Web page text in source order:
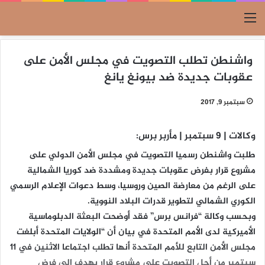
القائمة
واشنطن تطلب التصويت في مجلس الأمن على
عقوبات جديدة ضد بيونغ يانغ
سبتمبر 9, 2017
وكالات | 9 سبتمبر | مأربر برس:
طلبت واشنطن رسميا التصويت في مجلس الأمن الدولي على
مشروع قرار بفرض عقوبات جديدة ومشددة ضد كوريا الشمالية
على الرغم من معارضة الصين وروسيا، وسط دعوات الإعلام الرسمي
الكوري الشمالي لتطوير قدرات البلاد النووية.
وبحسب وكالة “فرانس برس” فقد أوضحت البعثة الدبلوماسية
الأميركية لدى الأمم المتحدة في بيان أن “الولايات المتحدة أبلغت
مجلس الأمن التابع للأمم المتحدة أنها تطلب اجتماعا الاثنين في 11